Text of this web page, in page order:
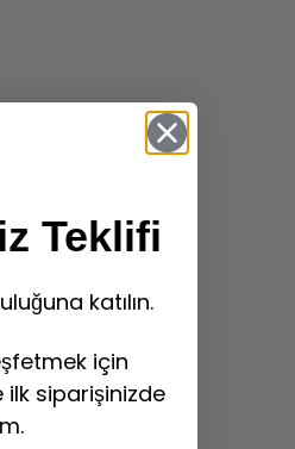
Teklifi
katılın.
için
siparişinizde